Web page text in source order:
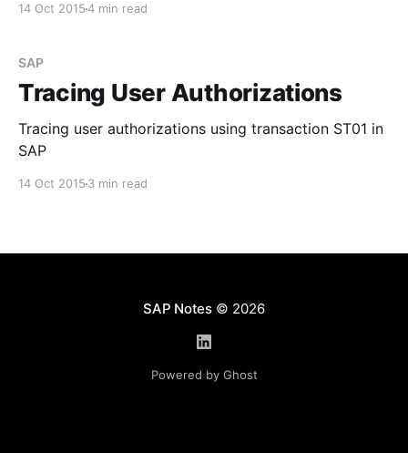
14 Oct 20154 min read
SAP
Tracing User Authorizations
Tracing user authorizations using transaction ST01 in
SAP
14 Oct 2015 3 min read
SAP Notes© 2026
Powered by Ghost